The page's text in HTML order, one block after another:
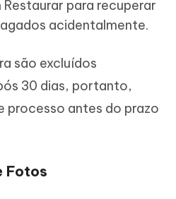
para recuperar
acidentalmente.
são excluídos
30 dias, portanto,
processo antes do prazo
Fotos